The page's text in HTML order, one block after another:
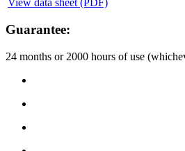
View data sheet (PDF)
Guarantee:
24 months or 2000 hours of use